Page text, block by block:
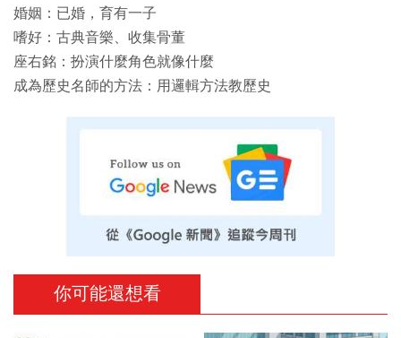
婚姻：已婚，育有一子
嗜好：古典音樂、收集骨董
座右銘：扮演什麼角色就像什麼
成為歷史名師的方法：用邏輯方法教歷史
你可能還想看